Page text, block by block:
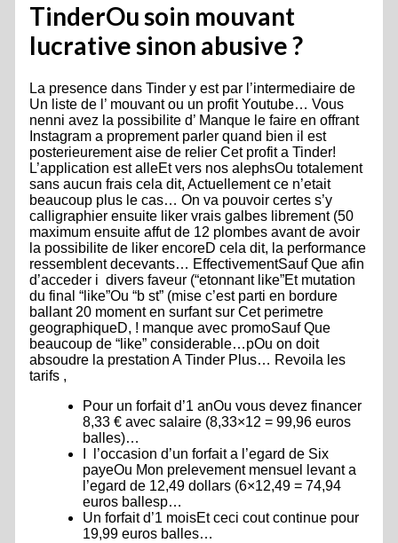
TinderOu soin mouvant
lucrative sinon abusive ?
La presence dans Tinder y est par l’intermediaire de
Un liste de l’ mouvant ou un profit Youtube… Vous
nenni avez la possibilite d’ Manque le faire en offrant
Instagram a proprement parler quand bien il est
posterieurement aise de relier Cet profit a Tinder!
L’application est alleEt vers nos alephsOu totalement
sans aucun frais cela dit, Actuellement ce n’etait
beaucoup plus le cas… On va pouvoir certes s’y
calligraphier ensuite liker vrais galbes librement (50
maximum ensuite affut de 12 plombes avant de avoir
la possibilite de liker encoreD cela dit, la performance
ressemblent decevants… EffectivementSauf Que afin
d’acceder i divers faveur (“etonnant like”Et mutation
du final “like”Ou “b st” (mise c’est parti en bordure
ballant 20 moment en surfant sur Cet perimetre
geographiqueD, ! manque avec promoSauf Que
beaucoup de “like” considerable…pOu on doit
absoudre la prestation A Tinder Plus… Revoila les
tarifs ,
Pour un forfait d’1 anOu vous devez financer
8,33 € avec salaire (8,33×12 = 99,96 euros
balles)…
I l’occasion d’un forfait a l’egard de Six
payeOu Mon prelevement mensuel levant a
l’egard de 12,49 dollars (6×12,49 = 74,94
euros ballesp…
Un forfait d’1 moisEt ceci cout continue pour
19,99 euros balles…